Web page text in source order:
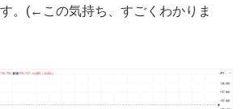
。(←この気持ち、すごくわかりま